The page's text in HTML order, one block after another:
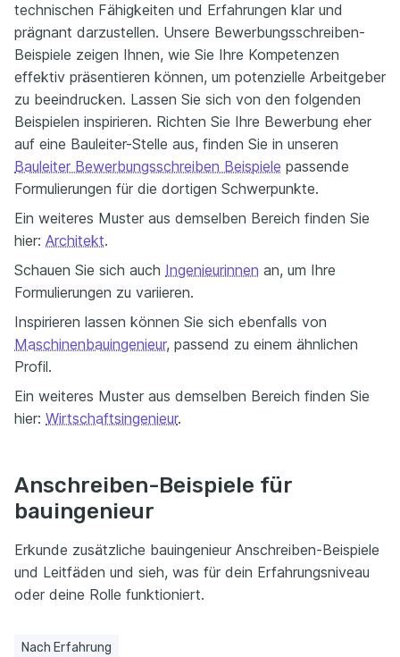
technischen Fähigkeiten und Erfahrungen klar und
prägnant darzustellen. Unsere Bewerbungsschreiben-
Beispiele zeigen Ihnen, wie Sie Ihre Kompetenzen
effektiv präsentieren können, um potenzielle Arbeitgeber
zu beeindrucken. Lassen Sie sich von den folgenden
Beispielen inspirieren. Richten Sie Ihre Bewerbung eher
auf eine Bauleiter-Stelle aus, finden Sie in unseren
Bauleiter Bewerbungsschreiben Beispiele passende
Formulierungen für die dortigen Schwerpunkte.
Ein weiteres Muster aus demselben Bereich finden Sie
hier: Architekt.
Schauen Sie sich auch Ingenieurinnen an, um Ihre
Formulierungen zu variieren.
Inspirieren lassen können Sie sich ebenfalls von
Maschinenbauingenieur, passend zu einem ähnlichen
Profil.
Ein weiteres Muster aus demselben Bereich finden Sie
hier: Wirtschaftsingenieur.
Anschreiben-Beispiele für
bauingenieur
Erkunde zusätzliche bauingenieur Anschreiben-Beispiele
und Leitfäden und sieh, was für dein Erfahrungsniveau
oder deine Rolle funktioniert.
Nach Erfahrung